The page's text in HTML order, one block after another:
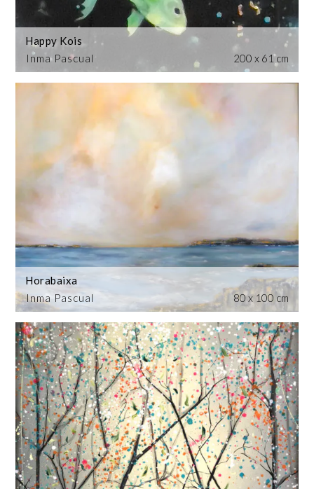
Inma Pascual
Happy Kois
200 x 61 cm
Inma Pascual
Horabaixa
80 x 100 cm